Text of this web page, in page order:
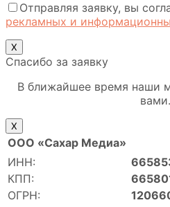
Отправляя заявку, вы
рекламных и
Х
Спасибо за заявку
В ближайшее время наши
вами.
Х
ООО «Сахар Медиа»
ИНН:
КПП:
ОГРН: